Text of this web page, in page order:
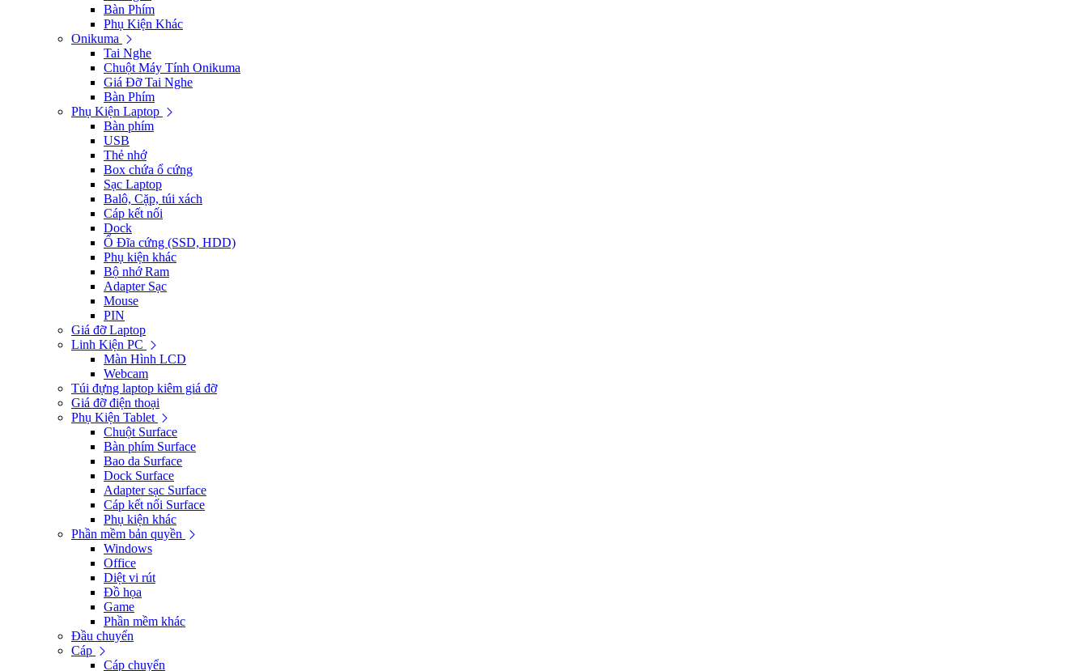
Bàn Phím
Phụ Kiện Khác
Onikuma
Tai Nghe
Chuột Máy Tính Onikuma
Giá Đỡ Tai Nghe
Bàn Phím
Phụ Kiện Laptop
Bàn phím
USB
Thẻ nhớ
Box chứa ổ cứng
Sạc Laptop
Balô, Cặp, túi xách
Cáp kết nối
Dock
Ổ Đĩa cứng (SSD, HDD)
Phụ kiện khác
Bộ nhớ Ram
Adapter Sạc
Mouse
PIN
Giá đỡ Laptop
Linh Kiện PC
Màn Hình LCD
Webcam
Túi đựng laptop kiêm giá đỡ
Giá đỡ điện thoại
Phụ Kiện Tablet
Chuột Surface
Bàn phím Surface
Bao da Surface
Dock Surface
Adapter sạc Surface
Cáp kết nối Surface
Phụ kiện khác
Phần mềm bản quyền
Windows
Office
Diệt vi rút
Đồ họa
Game
Phần mềm khác
Đầu chuyển
Cáp
Cáp chuyển